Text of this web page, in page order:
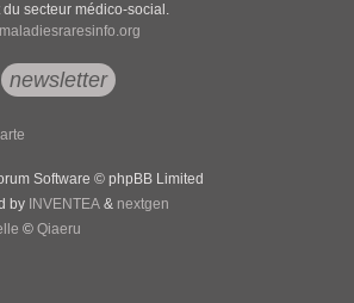
secteur médico-social.
newsletter
Software © phpBB Limited
by INVENTEA & nextgen
© Qiaeru